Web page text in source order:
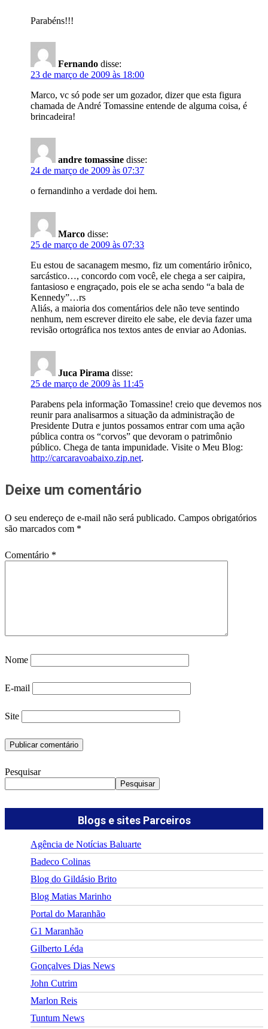
Parabéns!!!
Fernando disse:
23 de março de 2009 às 18:00
Marco, vc só pode ser um gozador, dizer que esta figura
chamada de André Tomassine entende de alguma coisa, é
brincadeira!
andre tomassine disse:
24 de março de 2009 às 07:37
o fernandinho a verdade doi hem.
Marco disse:
25 de março de 2009 às 07:33
Eu estou de sacanagem mesmo, fiz um comentário irônico,
sarcástico…, concordo com você, ele chega a ser caipira,
fantasioso e engraçado, pois ele se acha sendo “a bala de
Kennedy”…rs
Aliás, a maioria dos comentários dele não teve sentindo
nenhum, nem escrever direito ele sabe, ele devia fazer uma
revisão ortográfica nos textos antes de enviar ao Adonias.
Juca Pirama disse:
25 de março de 2009 às 11:45
Parabens pela informação Tomassine! creio que devemos nos
reunir para analisarmos a situação da administração de
Presidente Dutra e juntos possamos entrar com uma ação
pública contra os “corvos” que devoram o patrimônio
público. Chega de tanta impunidade. Visite o Meu Blog:
http://carcaravoabaixo.zip.net.
Deixe um comentário
O seu endereço de e-mail não será publicado. Campos obrigatórios
são marcados com *
Comentário *
Nome
E-mail
Site
Pesquisar
Pesquisar
Blogs e sites Parceiros
Agência de Notícias Baluarte
Badeco Colinas
Blog do Gildásio Brito
Blog Matias Marinho
Portal do Maranhão
G1 Maranhão
Gilberto Léda
Gonçalves Dias News
John Cutrim
Marlon Reis
Tuntum News